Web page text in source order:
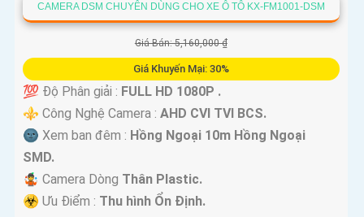
CAMERA DSM CHUYÊN DÙNG CHO XE Ô TÔ KX-FM1001-DSM
Giá Bán: 5,160,000 ₫
Giá Khuyến Mại: 30%
💯 Độ Phân giải : FULL HD 1080P .
⚜️ Công Nghệ Camera : AHD CVI TVI BCS.
🌚 Xem ban đêm : Hồng Ngoại 10m Hồng Ngoại
SMD.
🤹 Camera Dòng Thân Plastic.
️☣️ Ưu Điểm : Thu hình Ổn Định.